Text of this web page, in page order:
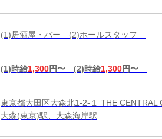
(1)居酒屋・バー (2)ホールスタッフ
(1)時給1,300円〜 (2)時給1,300円〜
東京都大田区大森北1-2-１ THE CENTRAL
大森(東京)駅、大森海岸駅